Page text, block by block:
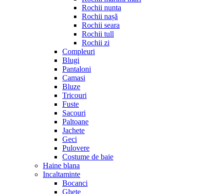
Rochii nunta
Rochii nașă
Rochii seara
Rochii tull
Rochii zi
Compleuri
Blugi
Pantaloni
Camasi
Bluze
Tricouri
Fuste
Sacouri
Paltoane
Jachete
Geci
Pulovere
Costume de baie
Haine blana
Incaltaminte
Bocanci
Ghete